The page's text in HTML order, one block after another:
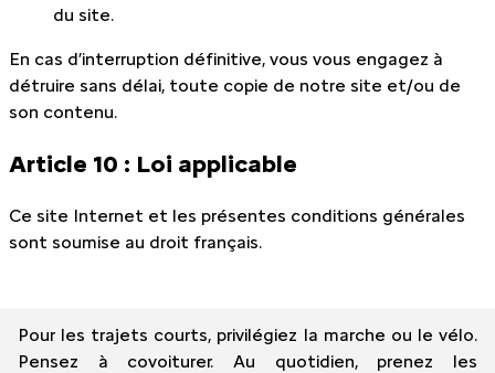
du site.
En cas d’interruption définitive, vous vous engagez à
détruire sans délai, toute copie de notre site et/ou de
son contenu.
Article 10 : Loi applicable
Ce site Internet et les présentes conditions générales
sont soumise au droit français.
Pour les trajets courts, privilégiez la marche ou le vélo.
Pensez à covoiturer. Au quotidien, prenez les